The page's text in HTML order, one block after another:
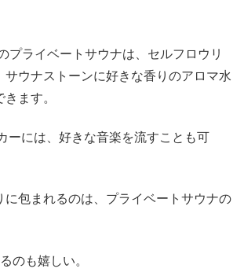
プライベートサウナは、セルフロウリ
サウナストーンに好きな香りのアロマ水
ます。
ーには、好きな音楽を流すことも可
に包まれるのは、プライベートサウナの
のも嬉しい。